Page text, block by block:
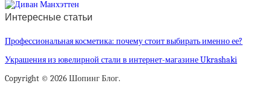
Интересные статьи
Профессиональная косметика: почему стоит выбирать именно ее?
Украшения из ювелирной стали в интернет-магазине Ukrashaki
Copyright © 2026 Шопинг Блог.